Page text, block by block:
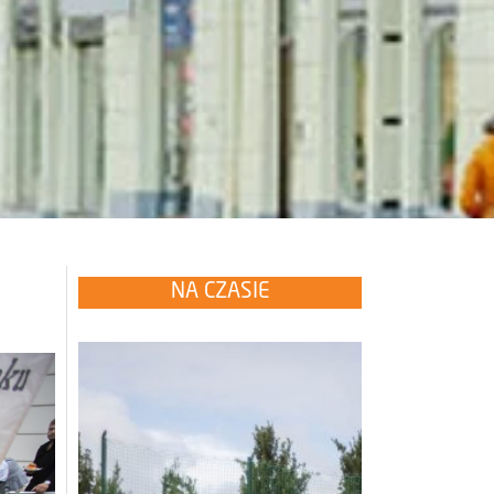
NA CZASIE